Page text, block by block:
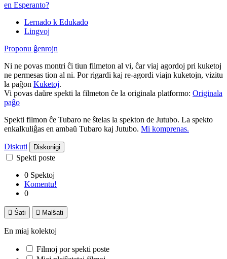
en Esperanto?
Lernado k Edukado
Lingvoj
Proponu ĝenrojn
Ni ne povas montri ĉi tiun filmeton al vi, ĉar viaj agordoj pri kuketoj
ne permesas tion al ni. Por rigardi kaj re-agordi viajn kuketojn, vizitu
la paĝon Kuketoj.
Vi povas daŭre spekti la filmeton ĉe la originala platformo: Originala
paĝo
Spekti filmon ĉe Tubaro ne ŝtelas la spekton de Jutubo. La spekto
enkalkuliĝas en ambaŭ Tubaro kaj Jutubo. Mi komprenas.
Diskuti Diskonigi
Spekti poste
0 Spektoj
Komentu!
0
 Ŝati  Malŝati
En miaj kolektoj
Filmoj por spekti poste